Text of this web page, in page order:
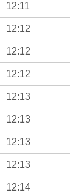
12:11
12:12
12:12
12:12
12:13
12:13
12:13
12:13
12:14